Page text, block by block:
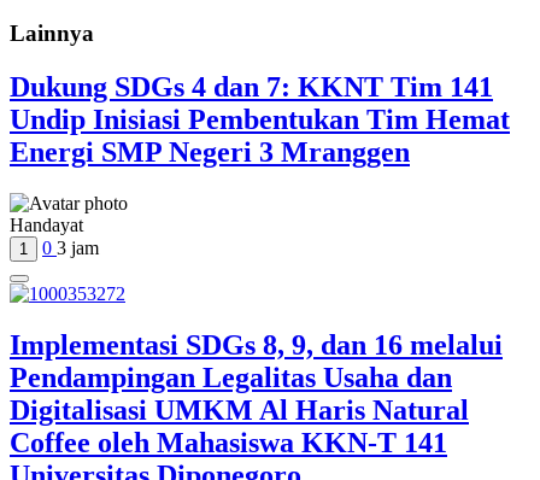
Lainnya
Dukung SDGs 4 dan 7: KKNT Tim 141
Undip Inisiasi Pembentukan Tim Hemat
Energi SMP Negeri 3 Mranggen
Handayat
1 0 3 jam
Implementasi SDGs 8, 9, dan 16 melalui
Pendampingan Legalitas Usaha dan
Digitalisasi UMKM Al Haris Natural
Coffee oleh Mahasiswa KKN-T 141